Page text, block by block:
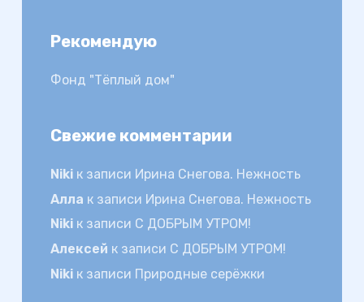
Рекомендую
Фонд "Тёплый дом"
Свежие комментарии
Nikiк записи Ирина Снегова. Нежность
Алла к записи Ирина Снегова. Нежность
Nikiк записи С ДОБРЫМ УТРОМ!
Алексей к записи С ДОБРЫМ УТРОМ!
Nikiк записи Природные серёжки